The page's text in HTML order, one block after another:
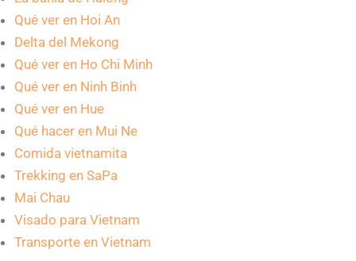
Qué ver en Hoi An
Delta del Mekong
Qué ver en Ho Chi Minh
Qué ver en Ninh Binh
Qué ver en Hue
Qué hacer en Mui Ne
Comida vietnamita
Trekking en SaPa
Mai Chau
Visado para Vietnam
Transporte en Vietnam